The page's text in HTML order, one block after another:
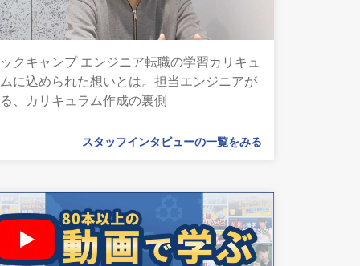
クキャンプ エンジニア転職の学習カリキュ
に込められた想いとは。担当エンジニアが
、カリキュラム作成の裏側
スタッフインタビューの一覧をみる